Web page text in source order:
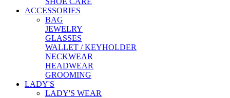
ACCESSORIES
BAG
JEWELRY
GLASSES
WALLET / KEYHOLDER
NECKWEAR
HEADWEAR
GROOMING
LADY'S
LADY'S WEAR